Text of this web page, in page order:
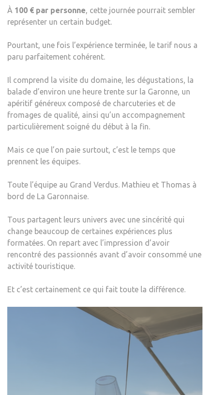
À 100 € par personne, cette journée pourrait sembler
représenter un certain budget.
Pourtant, une fois l’expérience terminée, le tarif nous a
paru parfaitement cohérent.
Il comprend la visite du domaine, les dégustations, la
balade d’environ une heure trente sur la Garonne, un
apéritif généreux composé de charcuteries et de
fromages de qualité, ainsi qu’un accompagnement
particulièrement soigné du début à la fin.
Mais ce que l’on paie surtout, c’est le temps que
prennent les équipes.
Toute l’équipe au Grand Verdus. Mathieu et Thomas à
bord de La Garonnaise.
Tous partagent leurs univers avec une sincérité qui
change beaucoup de certaines expériences plus
formatées. On repart avec l’impression d’avoir
rencontré des passionnés avant d’avoir consommé une
activité touristique.
Et c’est certainement ce qui fait toute la différence.